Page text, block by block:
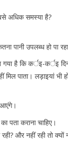
अधिक समस्या है?
पानी उपलब्ध हो पा
गया है कि कर्इ-कर्इ
पाता। लड़ाइयां भी
पता कराना चाहिए।
और नहीं रही तो क्यों